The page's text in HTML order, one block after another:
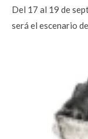
Del 17 al 19 de
será el escenario